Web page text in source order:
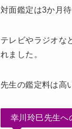
対面鑑定は3か月
テレビやラジオな
れました。
先生の鑑定料は高
幸川玲巳先生へ